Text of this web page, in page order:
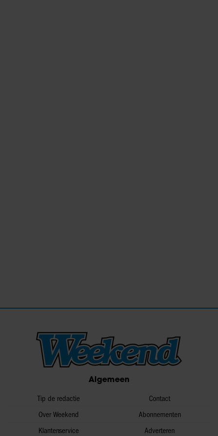
Algemeen
Tip de redactie
Over Weekend
Klantenservice
Contact
Abonnementen
Adverteren